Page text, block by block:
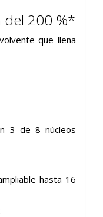
del 200 %*
que llena
3 de 8 núcleos
hasta 16